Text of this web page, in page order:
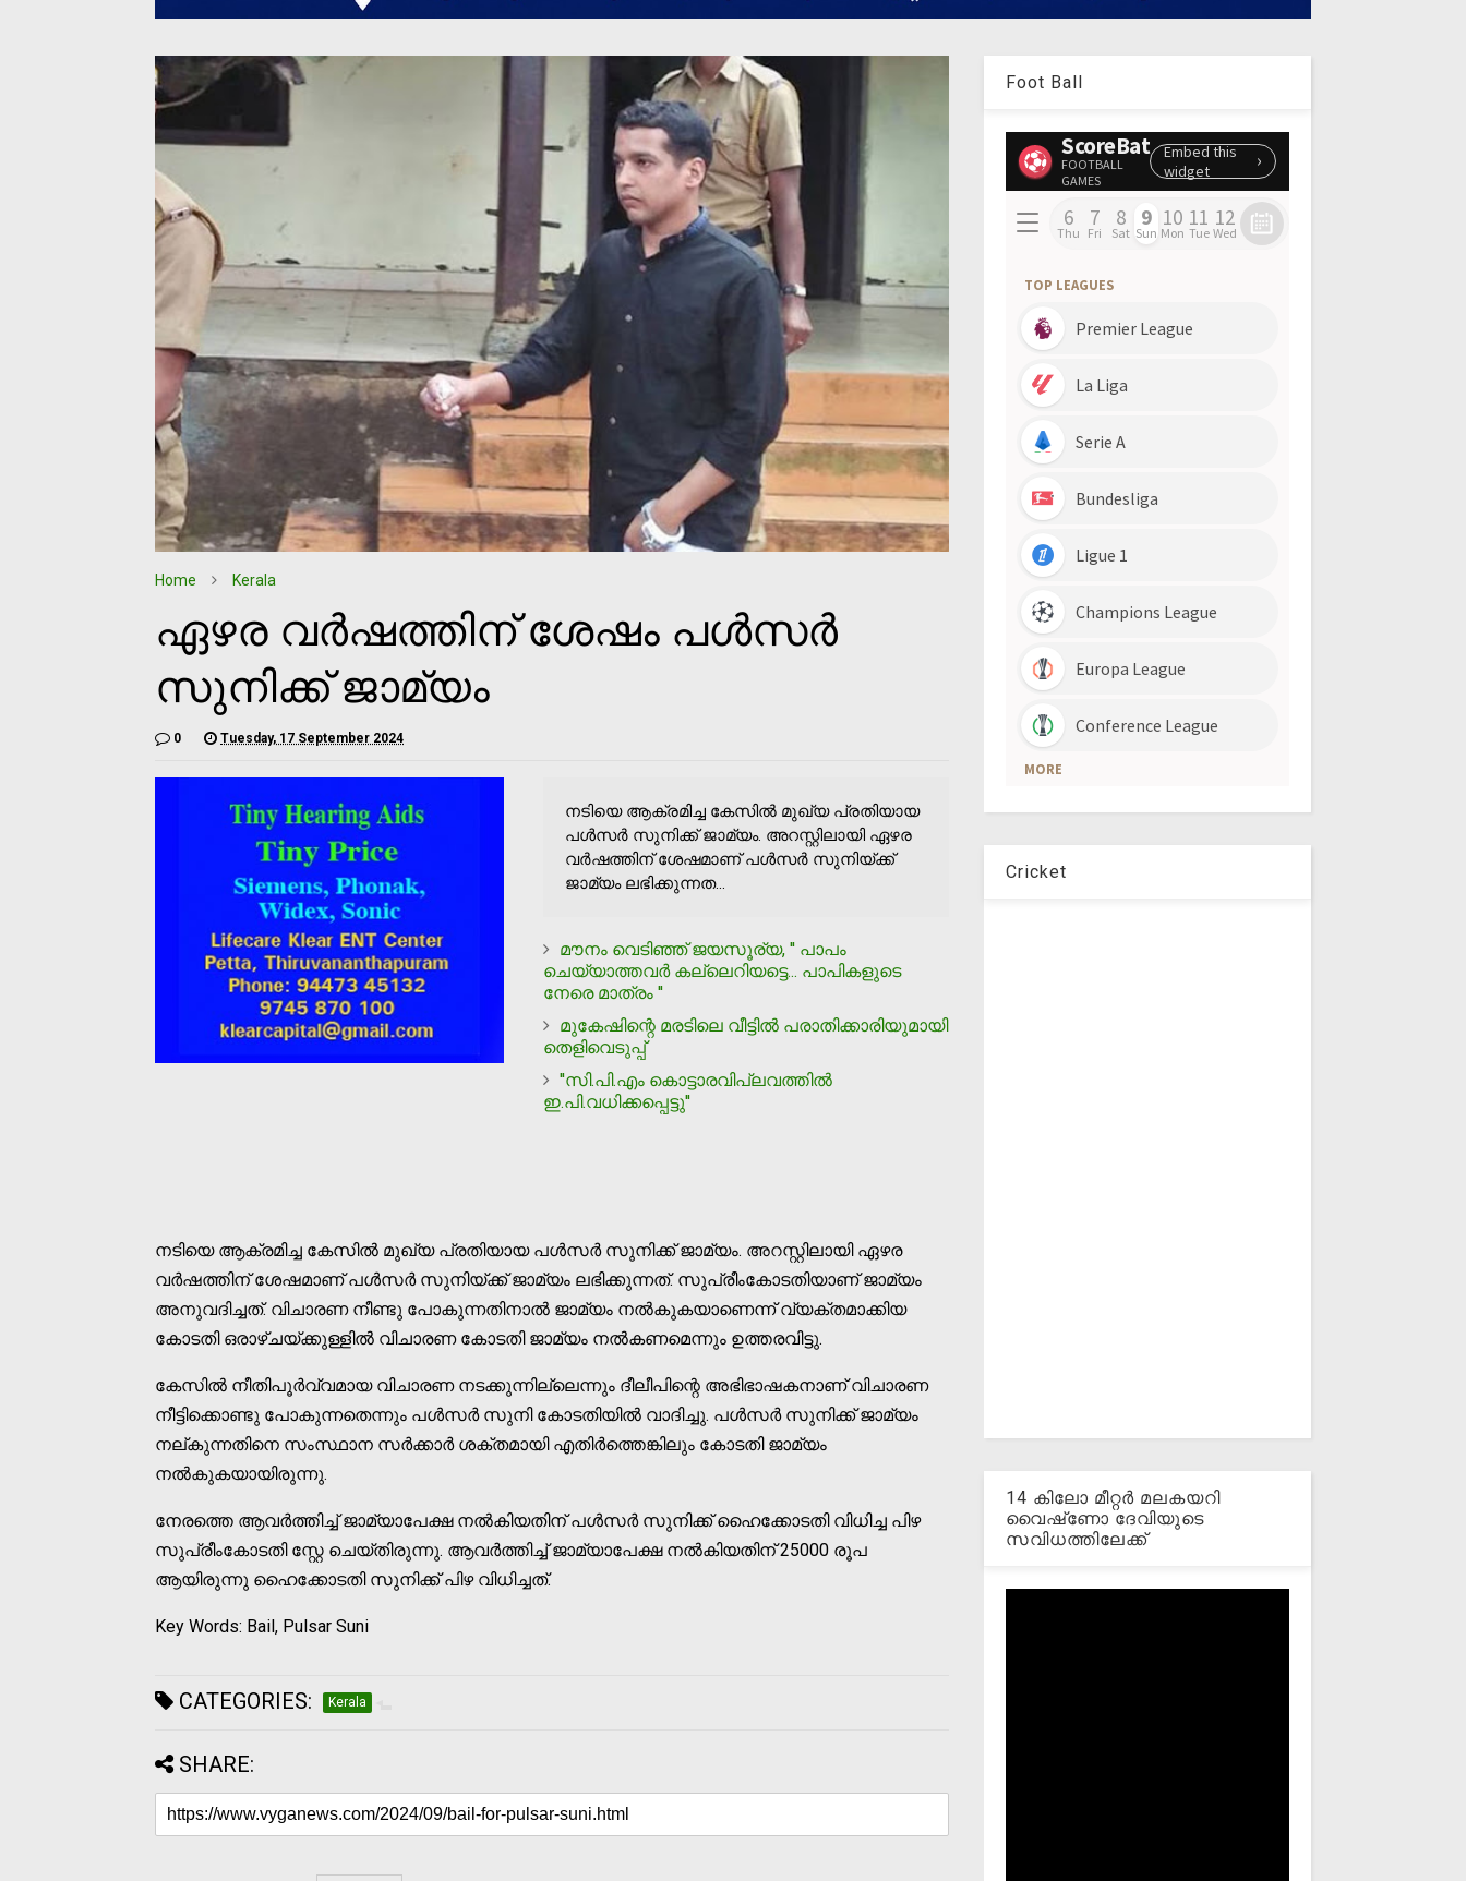
Home Kerala
ഏഴര വര്‍ഷത്തിന് ശേഷം പൾസർ
സുനിക്ക് ജാമ്യം
0 Tuesday, 17 September 2024
നടിയെ ആക്രമിച്ച കേസില്‍ മുഖ്യ പ്രതിയായ
പള്‍സര്‍ സുനിക്ക് ജാമ്യം. അറസ്റ്റിലായി ഏഴര
വര്‍ഷത്തിന് ശേഷമാണ് പള്‍സര്‍ സുനിയ്ക്ക്
ജാമ്യം ലഭിക്കുന്നത...
മൗനം വെടിഞ്ഞ് ജയസൂര്യ, '' പാപം
ചെയ്യാത്തവര്‍ കല്ലെറിയട്ടെ... പാപികളുടെ
നേരെ മാത്രം ''
മുകേഷിന്റെ മരടിലെ വീട്ടില്‍ പരാതിക്കാരിയുമായി
തെളിവെടുപ്പ്
''സി.പി.എം കൊട്ടാരവിപ്ലവത്തില്‍
ഇ.പി.വധിക്കപ്പെട്ടു''
നടിയെ ആക്രമിച്ച കേസില്‍ മുഖ്യ പ്രതിയായ പള്‍സര്‍ സുനിക്ക് ജാമ്യം. അറസ്റ്റിലായി ഏഴര
വര്‍ഷത്തിന് ശേഷമാണ് പള്‍സര്‍ സുനിയ്ക്ക് ജാമ്യം ലഭിക്കുന്നത്. സുപ്രീംകോടതിയാണ് ജാമ്യം
അനുവദിച്ചത്. വിചാരണ നീണ്ടു പോകുന്നതിനാല്‍ ജാമ്യം നല്‍കുകയാണെന്ന് വ്യക്തമാക്കിയ
കോടതി ഒരാഴ്ചയ്ക്കുള്ളില്‍ വിചാരണ കോടതി ജാമ്യം നല്‍കണമെന്നും ഉത്തരവിട്ടു.
കേസില്‍ നീതിപൂര്‍വ്വമായ വിചാരണ നടക്കുന്നില്ലെന്നും ദീലീപിന്റെ അഭിഭാഷകനാണ് വിചാരണ
നീട്ടിക്കൊണ്ടു പോകുന്നതെന്നും പള്‍സര്‍ സുനി കോടതിയില്‍ വാദിച്ചു. പള്‍സര്‍ സുനിക്ക് ജാമ്യം
നല്കുന്നതിനെ സംസ്ഥാന സര്‍ക്കാര്‍ ശക്തമായി എതിര്‍ത്തെങ്കിലും കോടതി ജാമ്യം
നല്‍കുകയായിരുന്നു.
നേരത്തെ ആവര്‍ത്തിച്ച് ജാമ്യാപേക്ഷ നല്‍കിയതിന് പള്‍സര്‍ സുനിക്ക് ഹൈക്കോടതി വിധിച്ച പിഴ
സുപ്രീംകോടതി സ്റ്റേ ചെയ്തിരുന്നു. ആവര്‍ത്തിച്ച് ജാമ്യാപേക്ഷ നല്‍കിയതിന് 25000 രൂപ
ആയിരുന്നു ഹൈക്കോടതി സുനിക്ക് പിഴ വിധിച്ചത്.
Key Words: Bail, Pulsar Suni
CATEGORIES: Kerala
SHARE:
Foot Ball
Cricket
14 കിലോ മീറ്റര്‍ മലകയറി
വൈഷ്‌ണോ ദേവിയുടെ
സവിധത്തിലേക്ക്